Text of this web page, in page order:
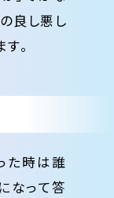
良し悪し
。
た時は誰
なって答